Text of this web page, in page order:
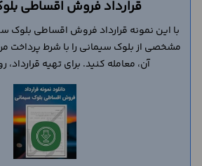
قرارداد فروش اقساطی
با این نمونه قرارداد فروش اقساطی بلوک
مشخصی از بلوک سیمانی را با شرط پرداخت
آن، معامله کنید. برای تهیه